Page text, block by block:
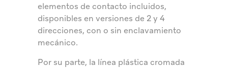
elementos de contacto incluidos,
disponibles en versiones de 2 y 4
direcciones, con o sin enclavamiento
mecánico.
Por su parte, la línea plástica cromada